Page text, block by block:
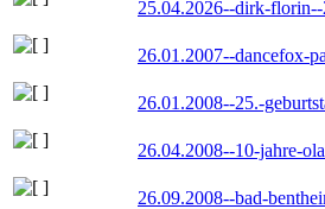
25.04.2026--dirk-florin--
26.01.2007--dancefox-
26.01.2008--25.-
26.04.2008--10-jahre-
26.09.2008--bad-